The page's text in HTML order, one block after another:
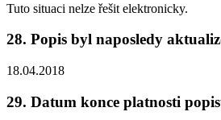
Tuto situaci nelze řešit elektronicky.
28. Popis byl naposledy
18.04.2018
29. Datum konce platnosti